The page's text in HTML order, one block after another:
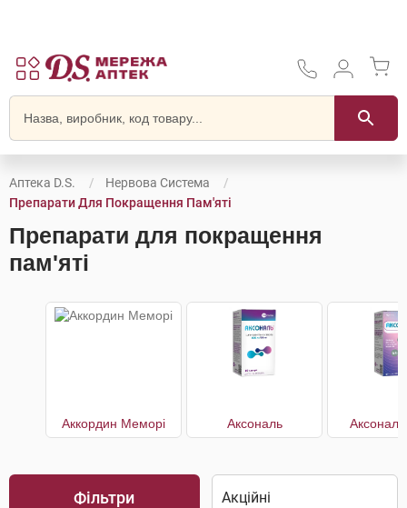
Аптека D.S.
Нервова Система
Препарати Для Покращення Пам'яті
Препарати для покращення
пам'яті
Аккордин Меморі Аксональ Аксональ
Фільтри